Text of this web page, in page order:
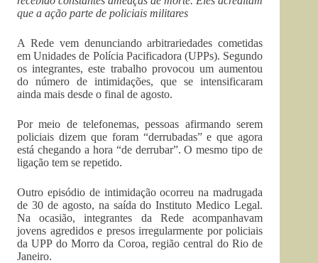
que a ação parte de policiais militares
A Rede vem denunciando arbitrariedades cometidas
em Unidades de Polícia Pacificadora (UPPs). Segundo
os integrantes, este trabalho provocou um aumentou
do número de intimidações, que se intensificaram
ainda mais desde o final de agosto.
Por meio de telefonemas, pessoas afirmando serem
policiais dizem que foram “derrubadas” e que agora
está chegando a hora “de derrubar”. O mesmo tipo de
ligação tem se repetido.
Outro episódio de intimidação ocorreu na madrugada
de 30 de agosto, na saída do Instituto Medico Legal.
Na ocasião, integrantes da Rede acompanhavam
jovens agredidos e presos irregularmente por policiais
da UPP do Morro da Coroa, região central do Rio de
Janeiro.